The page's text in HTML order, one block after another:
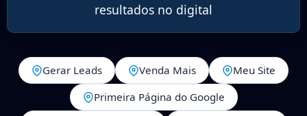
resultados no digital
Gerar Leads Venda Mais
Meu Site
Primeira Página do Google